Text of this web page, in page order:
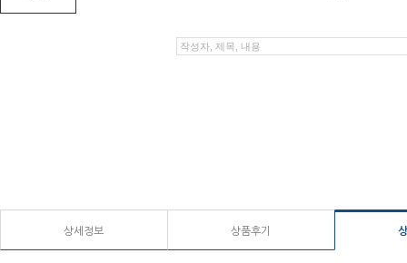
상세정보 상품후기